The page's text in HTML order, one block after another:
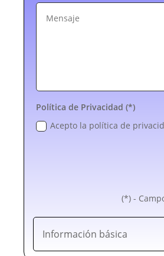
Política de Privacidad (*)
Acepto la política de
(*) -
Información básica